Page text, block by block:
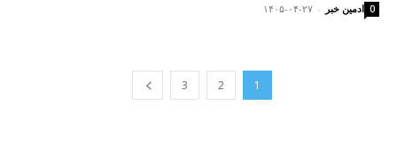
ادمین خبر - ۱۴۰۵-۰۴-۲۷ 0
1
2
3